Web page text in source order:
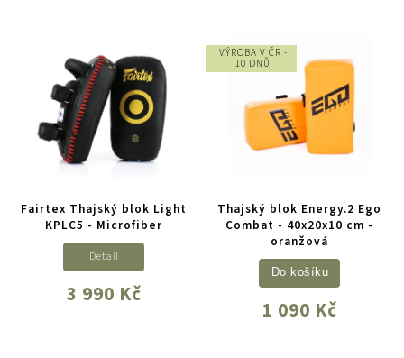
Fairtex Thajský blok Light
KPLC5 - Microfiber
3 990 Kč
Detail
VÝROBA V ČR -
10 DNŮ
Thajský blok Energy.2 Ego
Combat - 40x20x10 cm -
oranžová
1 090 Kč
Do košíku